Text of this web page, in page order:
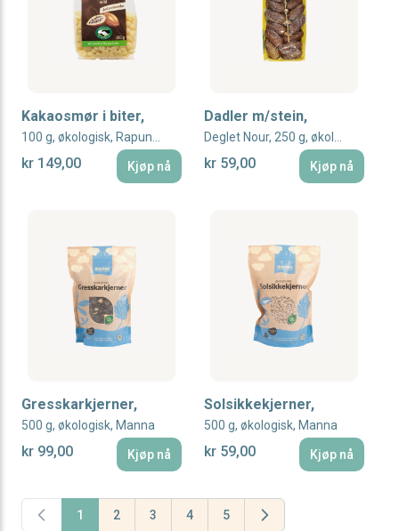
Kakaosmør i biter,
kr 149,00 Kjøp nå
Dadler m/stein,
kr 59,00 Kjøp nå
Gresskarkjerner,
500 g, økologisk, Manna
kr 99,00 Kjøp nå
Solsikkekjerner,
500 g, økologisk, Manna
kr 59,00 Kjøp nå
You're currently reading page
1
Page
2
Page
3
Page
4
Page
5